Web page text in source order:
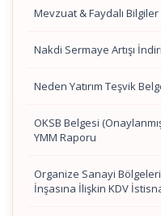
Mevzuat & Faydalı Bilgiler
Nakdi Sermaye Artışı
Neden Yatırım Teşvik
OKSB Belgesi
YMM Raporu
Organize Sanayi
İnşasına İlişkin KDV